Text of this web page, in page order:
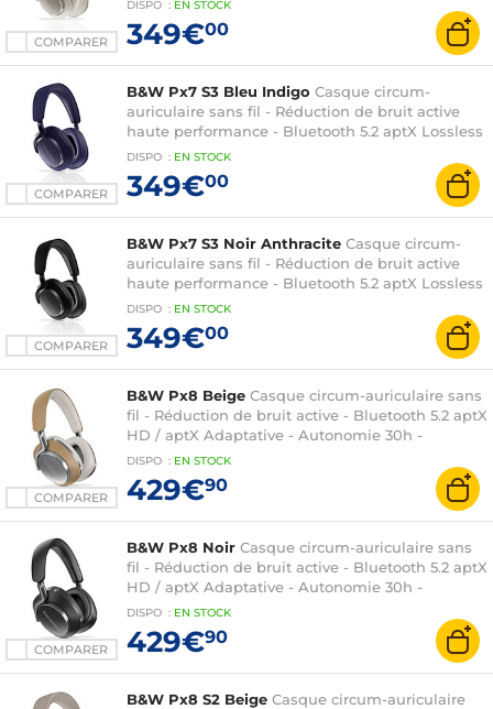
COMPARER
Commandes/Micro
DISPO : EN STOCK
349€00
COMPARER
B&W Px7 S3 Bleu Indigo Casque circum-
auriculaire sans fil - Réduction de bruit active
haute performance - Bluetooth 5.2 aptX Lossless
et aptX Adaptative - Autonomie 30h -
Commandes/Micro
DISPO : EN STOCK
349€00
COMPARER
B&W Px7 S3 Noir Anthracite Casque circum-
auriculaire sans fil - Réduction de bruit active
haute performance - Bluetooth 5.2 aptX Lossless
et aptX Adaptative - Autonomie 30h -
Commandes/Micro
DISPO : EN STOCK
349€00
COMPARER
B&W Px8 Beige Casque circum-auriculaire sans
fil - Réduction de bruit active - Bluetooth 5.2 aptX
HD / aptX Adaptative - Autonomie 30h -
Commandes/Micro
DISPO : EN STOCK
429€90
COMPARER
B&W Px8 Noir Casque circum-auriculaire sans
fil - Réduction de bruit active - Bluetooth 5.2 aptX
HD / aptX Adaptative - Autonomie 30h -
Commandes/Micro
DISPO : EN STOCK
429€90
B&W Px8 S2 Beige Casque circum-auriculaire